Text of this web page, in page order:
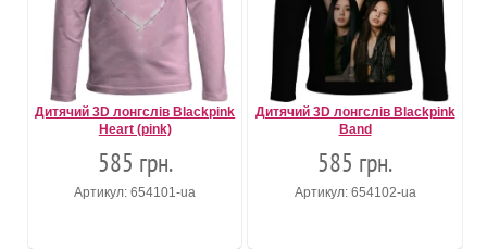
Дитячий 3D лонгслів Blackpink
Heart (pink)
585 грн.
Артикул: 654101-ua
Дитячий 3D лонгслів Blackpink
Band
585 грн.
Артикул: 654102-ua